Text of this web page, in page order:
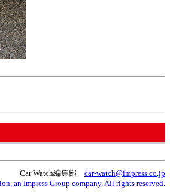
Car Watch編集部 car-watch@impress.co.jp
an Impress Group company. All rights reserved.